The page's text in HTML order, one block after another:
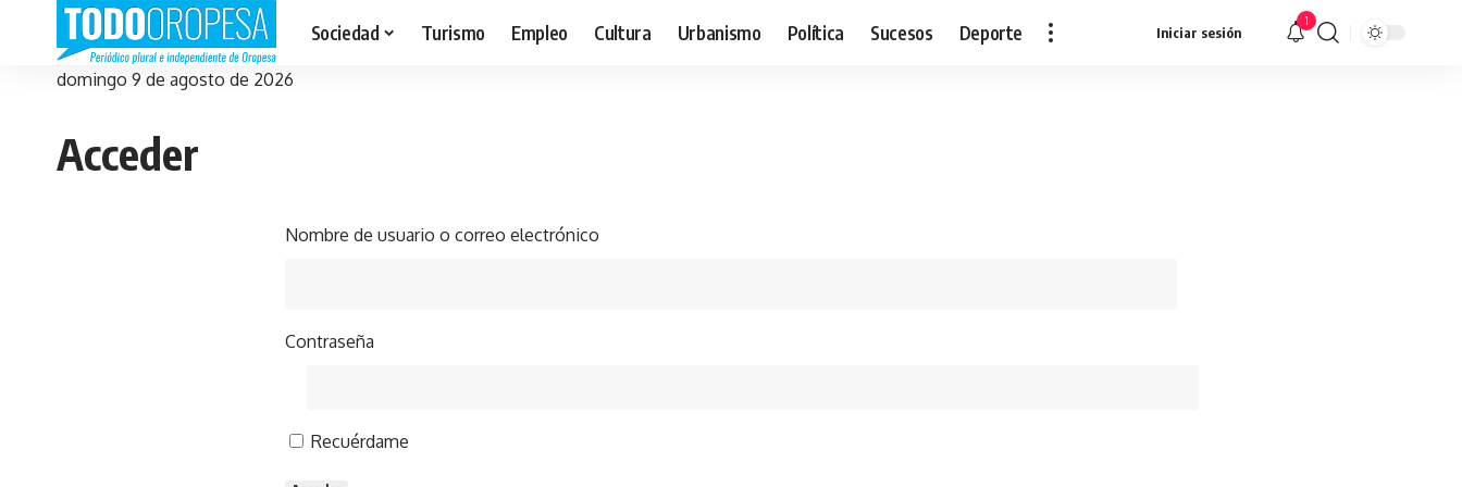
Sociedad Turismo Empleo Cultura Urbanismo Política Sucesos Deporte Iniciar sesión
1
domingo 9 de agosto de 2026
Acceder
Nombre de usuario o correo electrónico
Contraseña
Recuérdame